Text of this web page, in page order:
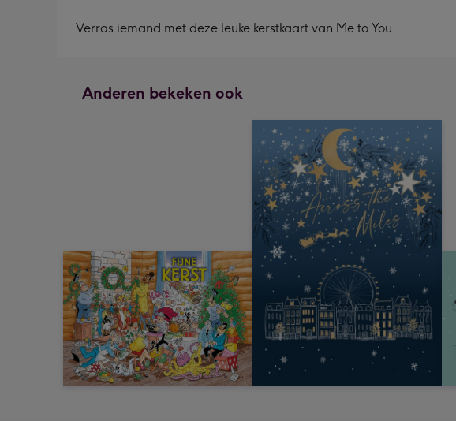
Verras iemand met deze leuke kerstkaart van Me to You.
Anderen bekeken ook